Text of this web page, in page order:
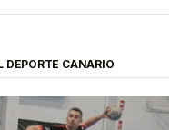
DEPORTE CANARIO